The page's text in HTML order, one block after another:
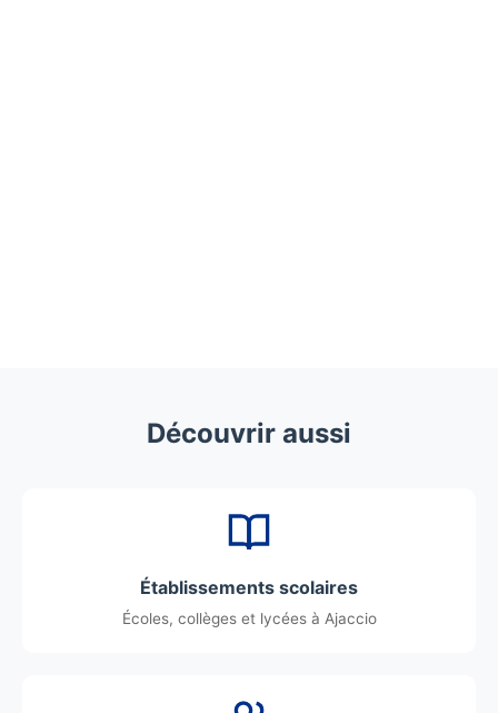
Découvrir aussi
Établissements scolaires
Écoles, collèges et lycées à Ajaccio